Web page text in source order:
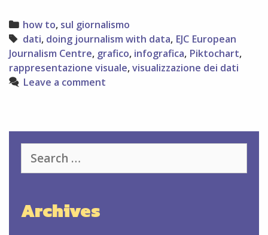
infografica
Categories
how to, sul giornalismo
Tags
dati, doing journalism with data, EJC European
Journalism Centre, grafico, infografica, Piktochart,
rappresentazione visuale,visualizzazione dei dati
Leave a comment
for:
Archives